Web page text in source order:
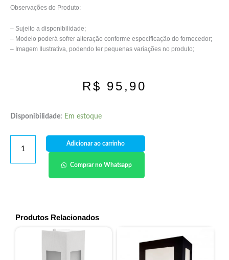
Observações do Produto:
– Sujeito a disponibilidade;
– Modelo poderá sofrer alteração conforme especificação do fornecedor;
– Imagem Ilustrativa, podendo ter pequenas variações no produto;
R$ 95,90
Disponibilidade: Em estoque
Adicionar ao carrinho
Comprar no Whatsapp
Produtos Relacionados